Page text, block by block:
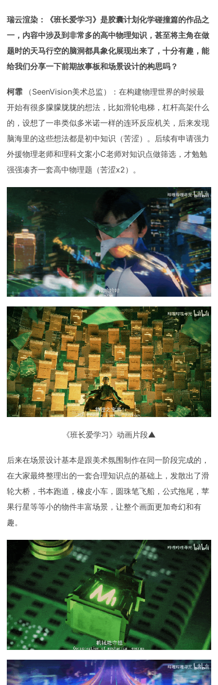
瑞云渲染：《班长爱学习》是胶囊计划化学碰撞篇的作品之
一，内容中涉及到非常多的高中物理知识，甚至将主角在做
题时的天马行空的脑洞都具象化展现出来了，十分有趣，能
给我们分享一下前期故事板和场景设计的构思吗？
柯霏
（SeenVision美术总监）：在构建物理世界的时候最
开始有很多朦朦胧胧的想法，比如滑轮电梯，杠杆高架什么
的，设想了一串类似多米诺一样的连环反应机关，后来发现
脑海里的这些想法都是初中知识（苦涩）。后续有申请强力
外援物理老师和理科文案小C老师对知识点做筛选，才勉勉
强强凑齐一套高中物理题（苦涩x2）。
《班长爱学习》动画片段▲
后来在场景设计基本是跟美术氛围制作在同一阶段完成的，
在大家最终整理出的一套合理知识点的基础上，发散出了滑
轮大桥，书本跑道，橡皮小车，圆珠笔飞船，公式拖尾，苹
果行星等等小的物件丰富场景，让整个画面更加奇幻和有
趣。